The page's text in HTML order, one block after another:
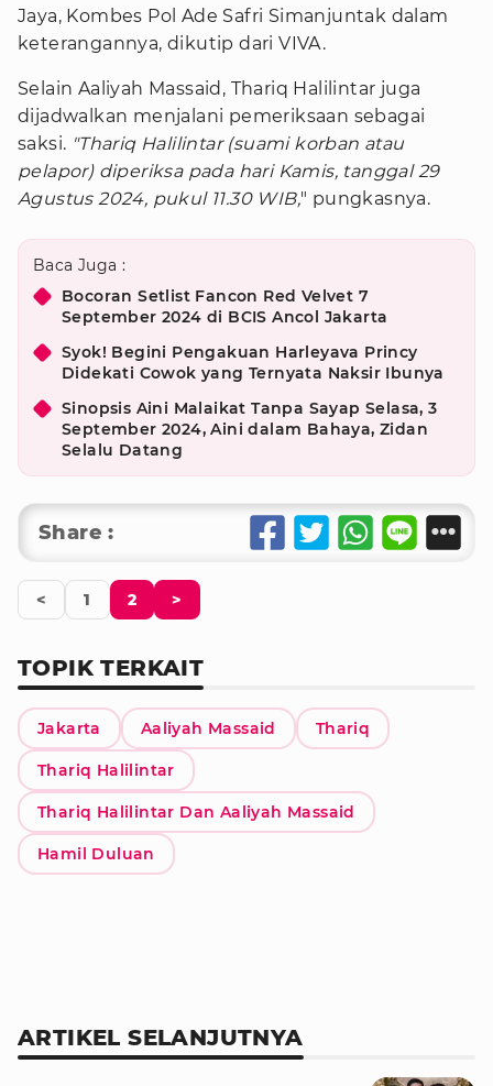
Jaya, Kombes Pol Ade Safri Simanjuntak dalam
keterangannya, dikutip dari VIVA.
Selain Aaliyah Massaid, Thariq Halilintar juga
dijadwalkan menjalani pemeriksaan sebagai
saksi. "Thariq Halilintar (suami korban atau
pelapor) diperiksa pada hari Kamis, tanggal 29
Agustus 2024, pukul 11.30 WIB," pungkasnya.
Baca Juga :
Bocoran Setlist Fancon Red Velvet 7
September 2024 di BCIS Ancol Jakarta
Syok! Begini Pengakuan Harleyava Princy
Didekati Cowok yang Ternyata Naksir Ibunya
Sinopsis Aini Malaikat Tanpa Sayap Selasa, 3
September 2024, Aini dalam Bahaya, Zidan
Selalu Datang
Share :
< 1 2 >
TOPIK TERKAIT
Jakarta Aaliyah Massaid Thariq
Thariq Halilintar
Thariq Halilintar Dan Aaliyah Massaid
Hamil Duluan
ARTIKEL SELANJUTNYA